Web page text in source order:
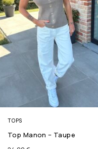
TOPS
Top Manon – Taupe